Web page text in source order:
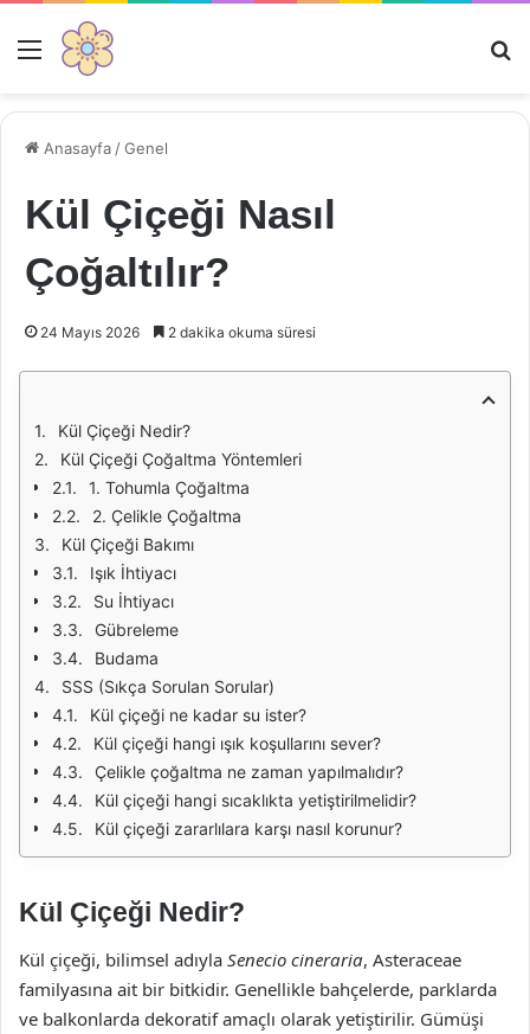
Menü
Anasayfa /Genel
Kül Çiçeği Nasıl
Çoğaltılır?
24 Mayıs 2026 2 dakika okuma süresi
Kül Çiçeği Nedir?
Kül Çiçeği Çoğaltma Yöntemleri
1. Tohumla Çoğaltma
2. Çelikle Çoğaltma
Kül Çiçeği Bakımı
Işık İhtiyacı
Su İhtiyacı
Gübreleme
Budama
SSS (Sıkça Sorulan Sorular)
Kül çiçeği ne kadar su ister?
Kül çiçeği hangi ışık koşullarını sever?
Çelikle çoğaltma ne zaman yapılmalıdır?
Kül çiçeği hangi sıcaklıkta yetiştirilmelidir?
Kül çiçeği zararlılara karşı nasıl korunur?
Kül Çiçeği Nedir?
Kül çiçeği, bilimsel adıyla Senecio cineraria, Asteraceae
familyasına ait bir bitkidir. Genellikle bahçelerde, parklarda
ve balkonlarda dekoratif amaçlı olarak yetiştirilir. Gümüşi